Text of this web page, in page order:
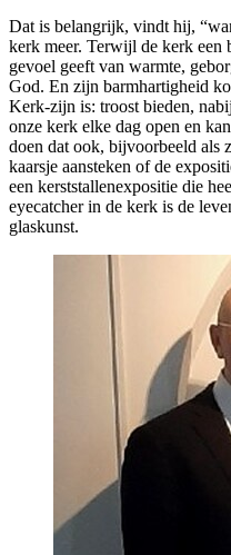
Dat is belangrijk, vindt hij,
kerk meer. Terwijl de kerk een
gevoel geeft van warmte,
God. En zijn barmhartigheid
Kerk-zijn is: troost bieden,
onze kerk elke dag open en
doen dat ook, bijvoorbeeld als
kaarsje aansteken of de
een kerststallenexpositie die
eyecatcher in de kerk is de
glaskunst.